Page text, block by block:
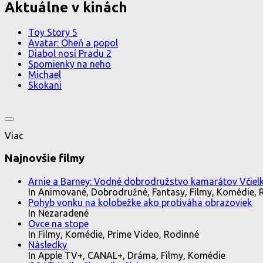
Aktuálne v kinách
Toy Story 5
Avatar: Oheň a popol
Diabol nosí Pradu 2
Spomienky na neho
Michael
Skokani
Viac
Najnovšie filmy
Arnie a Barney: Vodné dobrodružstvo kamarátov
In Animované, Dobrodružné, Fantasy, Filmy, Komédie,
Pohyb vonku na kolobežke ako protiváha obrazoviek
In Nezaradené
Ovce na stope
In Filmy, Komédie, Prime Video, Rodinné
Následky
In Apple TV+, CANAL+, Dráma, Filmy, Komédie